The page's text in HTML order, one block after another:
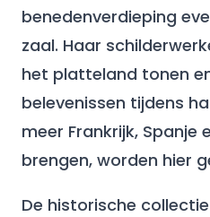
benedenverdieping
zaal. Haar
het platteland tonen
belevenissen tijdens
meer Frankrijk, Spanje
brengen, worden hier
De historische